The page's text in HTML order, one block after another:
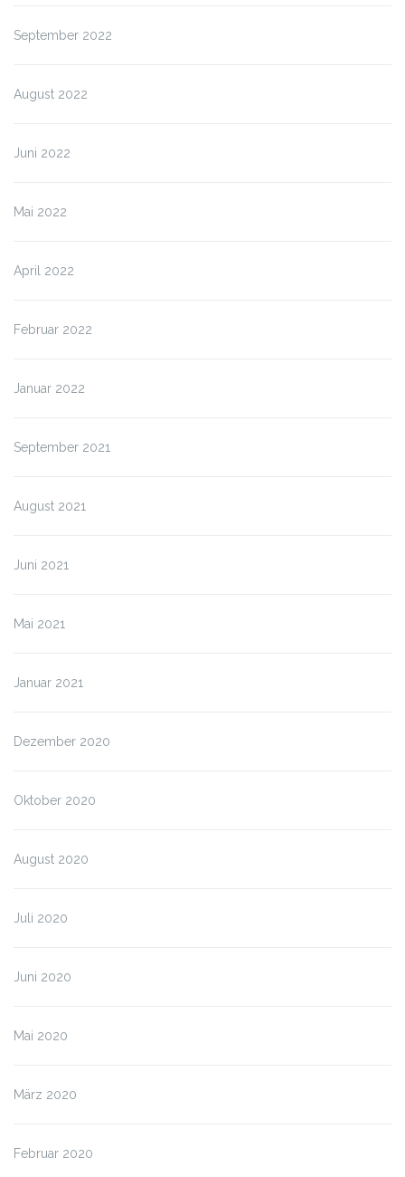
September 2022
August 2022
Juni 2022
Mai 2022
April 2022
Februar 2022
Januar 2022
September 2021
August 2021
Juni 2021
Mai 2021
Januar 2021
Dezember 2020
Oktober 2020
August 2020
Juli 2020
Juni 2020
Mai 2020
März 2020
Februar 2020